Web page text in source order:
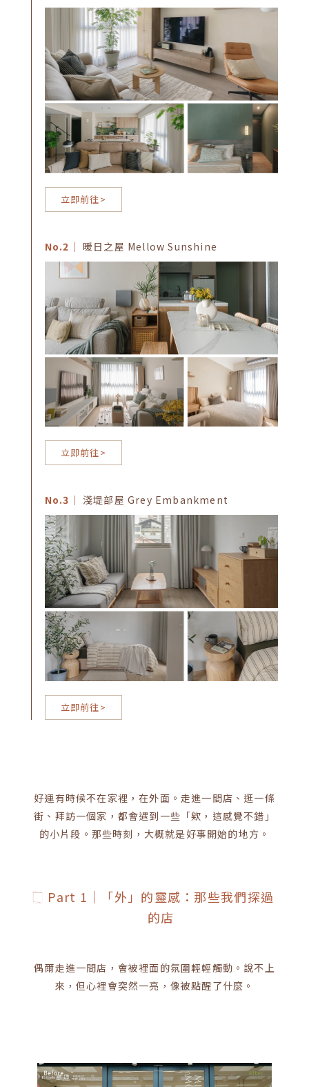
立即前往>
No.2｜ 暖日之屋 Mellow Sunshine
立即前往>
No.3｜ 淺堤部屋 Grey Embankment
立即前往>
好運有時候不在家裡，在外面。走進一間店、逛一條
街、拜訪一個家，都會遇到一些「欸，這感覺不錯」
的小片段。那些時刻，大概就是好事開始的地方。
Part 1｜「外」的靈感：那些我們探過
的店
偶爾走進一間店，會被裡面的氛圍輕輕觸動。說不上
來，但心裡會突然一亮，像被點醒了什麼。